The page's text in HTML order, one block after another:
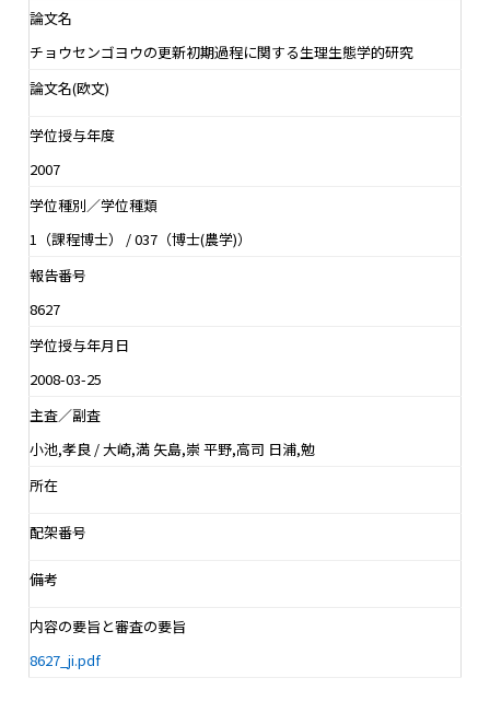
論文名
チョウセンゴヨウの更新初期過程に関する生理生態学的研究
論文名(欧文)
学位授与年度
2007
学位種別／学位種類
1（課程博士） / 037（博士(農学)）
報告番号
8627
学位授与年月日
2008-03-25
主査／副査
小池,孝良 / 大崎,満 矢島,崇 平野,高司 日浦,勉
所在
配架番号
備考
内容の要旨と審査の要旨
8627_ji.pdf